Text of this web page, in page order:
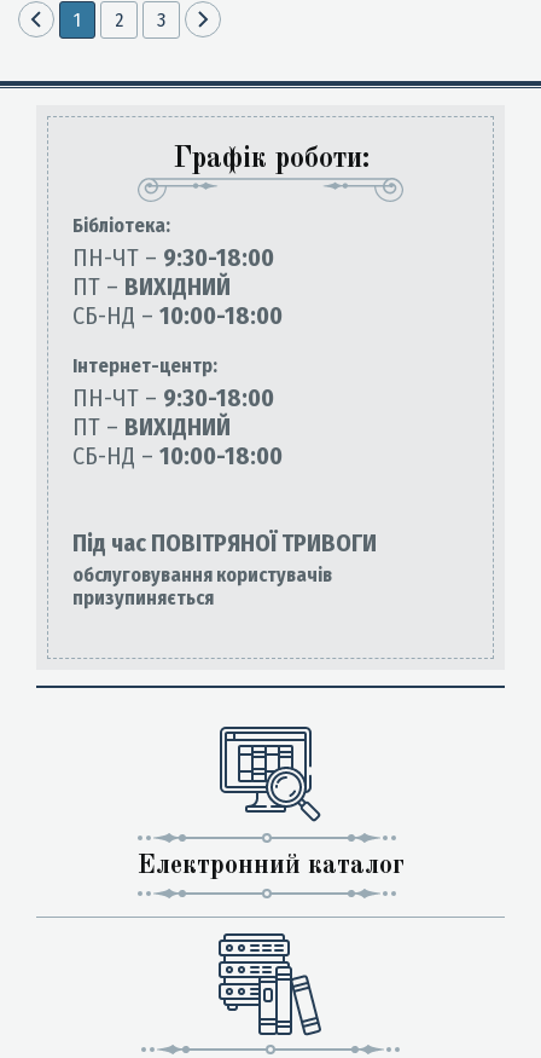
1 2 3
Графік роботи:
Бiблiотека:
ПН-ЧТ – 9:30-18:00
ПТ – ВИХІДНИЙ
СБ-НД – 10:00-18:00
Інтернет-центр:
ПН-ЧТ – 9:30-18:00
ПТ – ВИХІДНИЙ
СБ-НД – 10:00-18:00
Під час ПОВІТРЯНОЇ ТРИВОГИ
обслуговування користувачів
призупиняється
Електронний каталог